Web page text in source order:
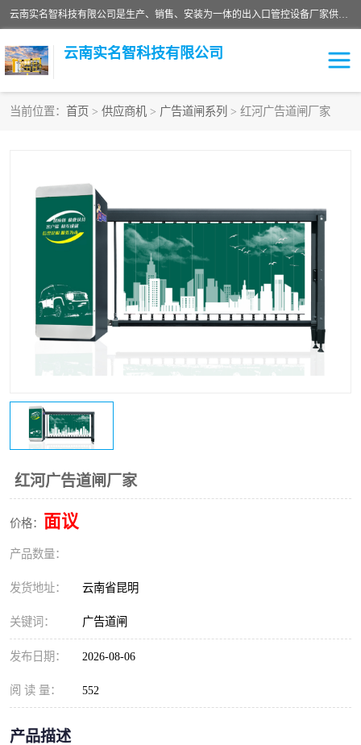
云南实名智科技有限公司是生产、销售、安装为一体的出入口管控设备厂家供应商。主营:电动伸缩门、道闸、广告道闸、重型空降闸、车牌识别、门禁通道、升降柱、岗亭、旗杆等智能设备。主营产品: 电动伸缩门,道闸门禁,车牌识别 生产、销售、安装为一体的出入口管控设备厂家源头供应商。
云南实名智科技有限公司
当前位置： 首页 > 供应商机 > 广告道闸系列 > 红河广告道闸厂家
红河广告道闸厂家
价格： 面议
产品数量：
发货地址： 云南省昆明
关键词： 广告道闸
发布日期： 2026-08-06
阅 读 量： 552
产品描述
广告道闸系列
升降门系列 通道闸系列
伸缩门